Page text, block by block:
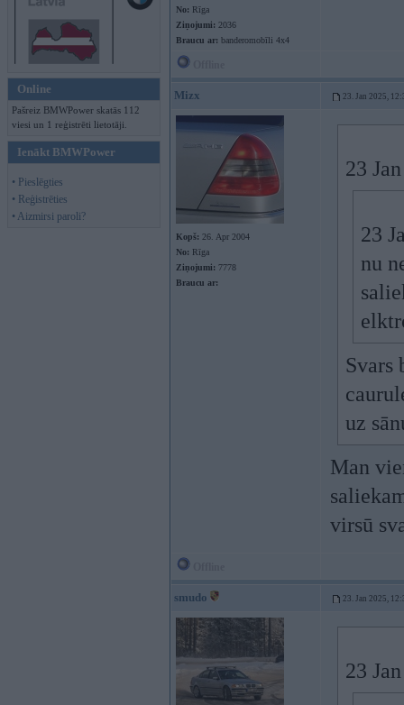
Online
Pašreiz BMWPower skatās 112
viesi un 1 reģistrēti lietotāji.
Ienākt BMWPower
• Pieslēgties
• Reģistrēties
• Aizmirsi paroli?
No: Rīga
Ziņojumi: 2036
Braucu ar: banderomobīli 4x4
Mizx 23. Jan 2025,
Kopš: 26. Apr 2004
No: Rīga
Ziņojumi: 7778
Braucu ar:
23
23
nu
Svars
uz
Man
virsū
smudo 23. Jan 2025,
23